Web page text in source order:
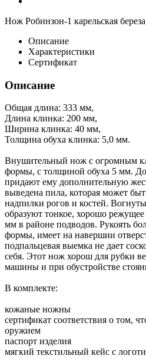
Нож Робинзон-1 карельская
Описание
Характеристики
Сертификат
Описание
Общая длина: 333 мм,
Длина клинка: 200 мм,
Ширина клинка: 40 мм,
Толщина обуха клинка: 5,0 мм.
Внушительный нож с огромным
формы, с толщиной обуха 5 мм.
придают ему дополнительную
выведена пила, которая может
надпилки рогов и костей.
образуют тонкое, хорошо
мм в районе подводов. Рукоять
формы, имеет на навершии
подпальцевая выемка не дает
себя. Этот нож хорош для рубки
машины и при обустройстве
В комплекте:
кожаные ножны
сертификат соответствия о том,
оружием
паспорт изделия
мягкий текстильный кейс с